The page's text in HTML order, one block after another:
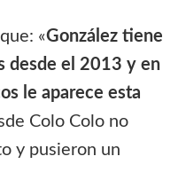
«González tiene
desde el 2013 y en
le aparece esta
Colo Colo no
y pusieron un